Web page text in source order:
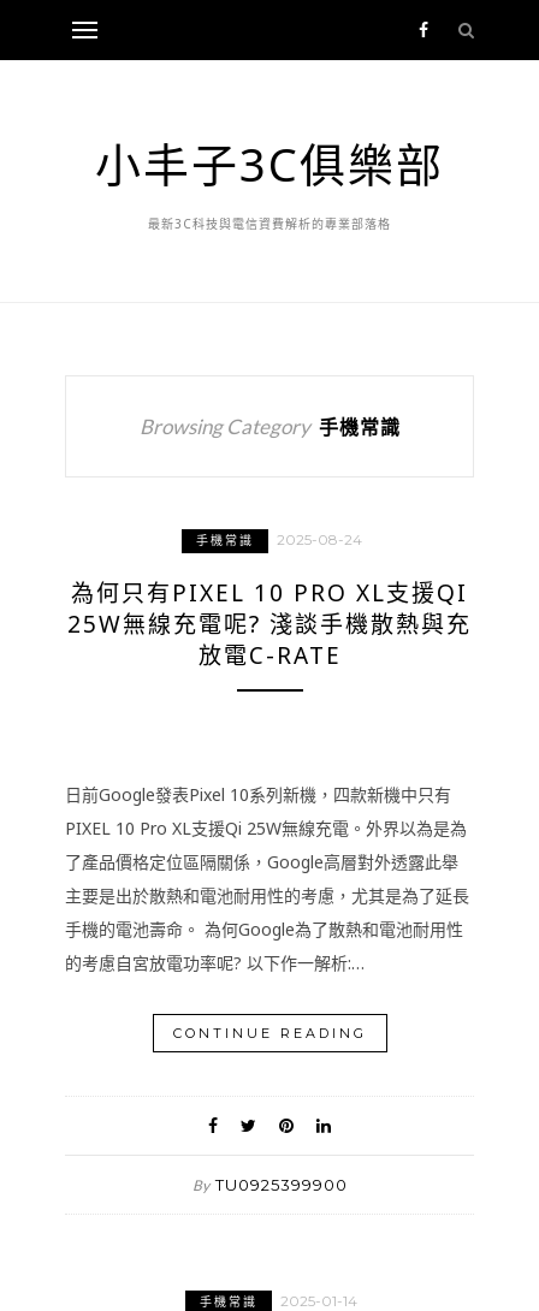
小丰子3C俱樂部
最新3C科技與電信資費解析的專業部落格
Browsing Category 手機常識
手機常識 2025-08-24
為何只有PIXEL 10 PRO XL支援QI
25W無線充電呢? 淺談手機散熱與充
放電C-RATE
日前Google發表Pixel 10系列新機，四款新機中只有
PIXEL 10 Pro XL支援Qi 25W無線充電。外界以為是為
了產品價格定位區隔關係，Google高層對外透露此舉
主要是出於散熱和電池耐用性的考慮，尤其是為了延長
手機的電池壽命。 為何Google為了散熱和電池耐用性
的考慮自宮放電功率呢? 以下作一解析:…
CONTINUE READING
By TU0925399900
手機常識 2025-01-14